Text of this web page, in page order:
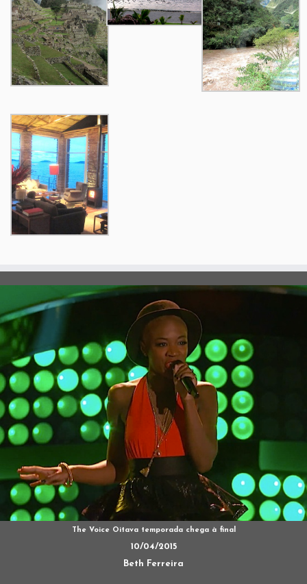
The Voice Oitava temporada chega à final
10/04/2015
Beth Ferreira